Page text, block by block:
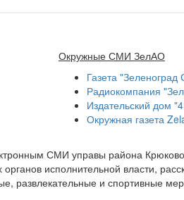
Окружные СМИ ЗелАО
Газета "Зеленоград
Радиокомпания
Издательский дом
Окружная газета
СМИ управы района
исполнительной власти,
развлекательные и спортивные